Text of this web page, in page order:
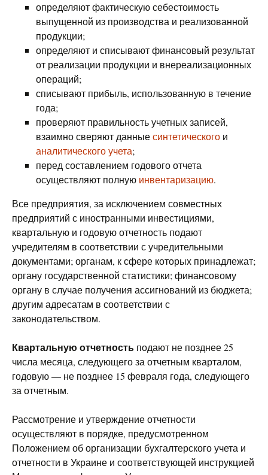
определяют фактическую себестоимость
выпущенной из производства и реализованной
продукции;
определяют и списывают финансовый результат
от реализации продукции и внереализационных
операций;
списывают прибыль, использованную в течение
года;
проверяют правильность учетных записей,
взаимно сверяют данныесинтетического и
аналитического учета;
перед составлением годового отчета
осуществляют полную инвентаризацию.
Все предприятия, за исключением совместных
предприятий с иностранными инвестициями,
квартальную и годовую отчетность подают
учредителям в соответствии с учредительными
документами; органам, к сфере которых принадлежат;
органу государственной статистики; финансовому
органу в случае получения ассигнований из бюджета;
другим адресатам в соответствии с
законодательством.
Квартальную отчетность подают не позднее 25
числа месяца, следующего за отчетным кварталом,
годовую — не позднее 15 февраля года, следующего
за отчетным.
Рассмотрение и утверждение отчетности
осуществляют в порядке, предусмотренном
Положением об организации бухгалтерского учета и
отчетности в Украине и соответствующей инструкцией